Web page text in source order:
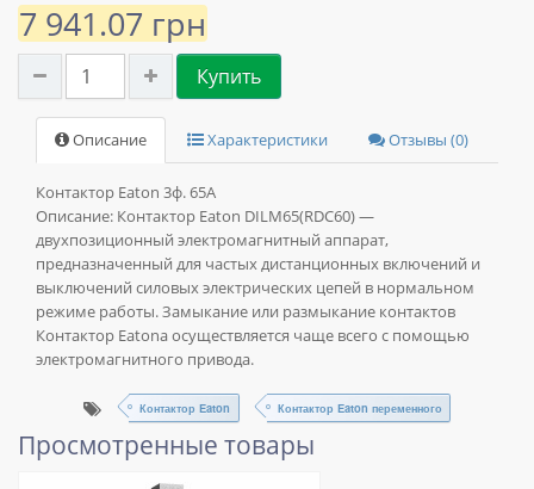
7 941.07 грн
Купить
Описание Характеристики Отзывы (0)
Контактор Eaton 3ф. 65А
Описание: Контактор Eaton DILM65(RDC60) —
двухпозиционный электромагнитный аппарат,
предназначенный для частых дистанционных включений и
выключений силовых электрических цепей в нормальном
режиме работы. Замыкание или размыкание контактов
Контактор Eatonа осуществляется чаще всего с помощью
электромагнитного привода.
Контактор Eaton Контактор Eaton переменного
Просмотренные товары